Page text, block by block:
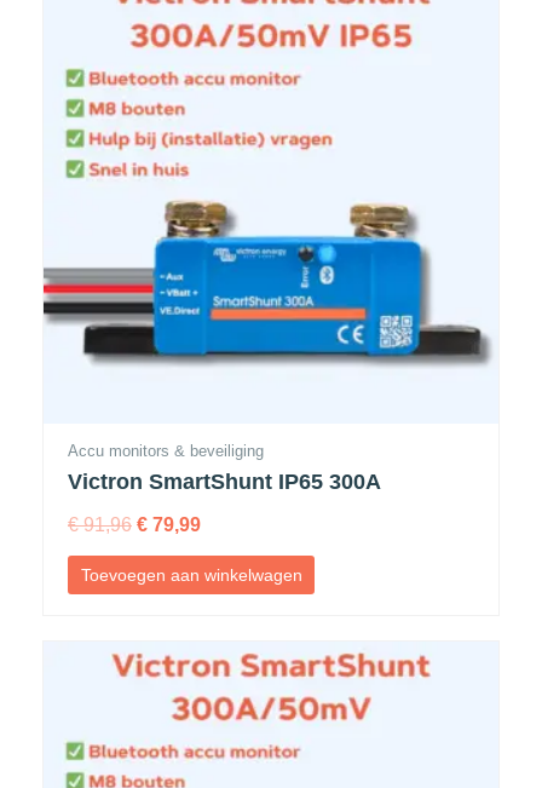
Accu monitors & beveiliging
Victron SmartShunt IP65 300A
€91,96 € 79,99
Toevoegen aan winkelwagen